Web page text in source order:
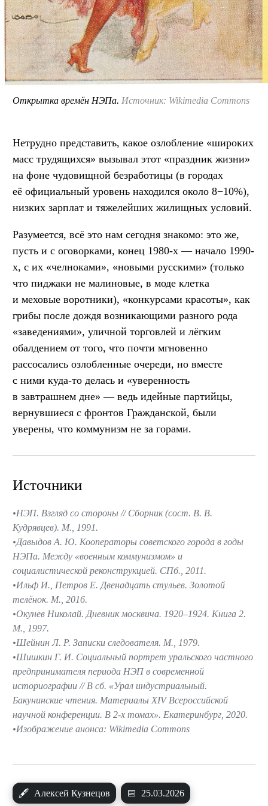
Открытка времён НЭПа. Источник: Wikimedia Commons
Нетрудно представить, какое озлобление «широких
масс трудящихся» вызывал этот «праздник жизни»
на фоне чудовищной безработицы (в городах
её официальный уровень находился около 8−10%),
низких зарплат и тяжелейших жилищных условий.
Разумеется, всё это нам сегодня знакомо: это же,
пусть и с оговорками, конец 1980-х — начало 1990-
х, с их «челноками», «новыми русскими» (только
что пиджаки не малиновые, в моде клетка
и меховые воротники), «конкурсами красоты», как
грибы после дождя возникающими разного рода
«заведениями», уличной торговлей и лёгким
обалдением от того, что почти мгновенно
рассосались озлобленные очереди, но вместе
с ними куда-то делась и «уверенность
в завтрашнем дне» — ведь идейные партийцы,
вернувшиеся с фронтов Гражданской, были
уверены, что коммунизм не за горами.
🖋 Алексей Кузнецов 📅 25.03.2026
Источники
НЭП. Взгляд со стороны // Сборник (сост. В. В.
Кудрявцев). М., 1991.
Давыдов А. Ю. Кооператоры советского города в годы
НЭПа. Между «военным коммунизмом» и
социалистической реконструкцией. СПб., 2011.
Ильф И., Петров Е. Двенадцать стульев. Золотой
телёнок. М., 2016.
Окунев Николай. Дневник москвича. 1920–1924. Книга 2.
М., 1997.
Шейнин Л. Р. Записки следователя. М., 1979.
Шишкин Г. И. Социальный портрет уральского частного
предпринимателя периода НЭП в современной
историографии // В сб. «Урал индустриальный.
Бакунинские чтения. Материалы ХIV Всероссийской
научной конференции. В 2-х томах». Екатеринбург, 2020.
Изображение анонса: Wikimedia Commons